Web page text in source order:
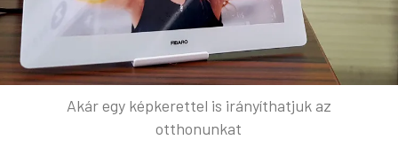
Akár egy képkerettel is irányíthatjuk az
otthonunkat